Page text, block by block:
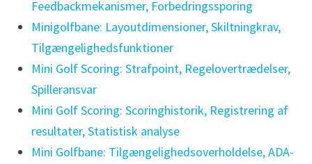
Feedbackmekanismer, Forbedringssporing
Minigolfbane: Layoutdimensioner, Skiltningkrav,
Tilgængelighedsfunktioner
Mini Golf Scoring: Strafpoint, Regelovertrædelser,
Spilleransvar
Mini Golf Scoring: Scoringhistorik, Registrering af
resultater, Statistisk analyse
Mini Golfbane: Tilgængelighedsoverholdelse, ADA-